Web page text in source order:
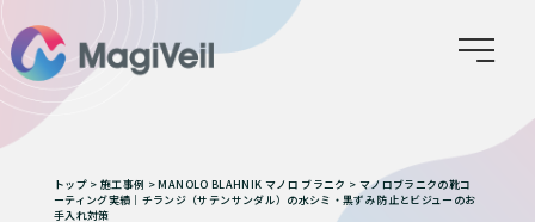
トップ> 施工事例 >MANOLO BLAHNIK マノロ ブラニク > マノロブラニクの靴コ
ーティング実績｜チランジ（サテンサンダル）の水シミ・黒ずみ防止とビジューのお
手入れ対策